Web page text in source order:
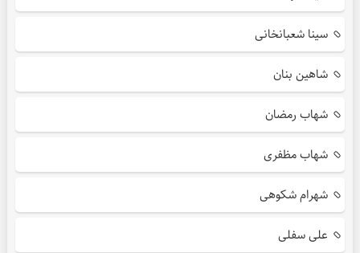
سینا شعبانخانی
شاهین بنان
شهاب رمضان
شهاب مظفری
شهرام شکوهی
علی سفلی